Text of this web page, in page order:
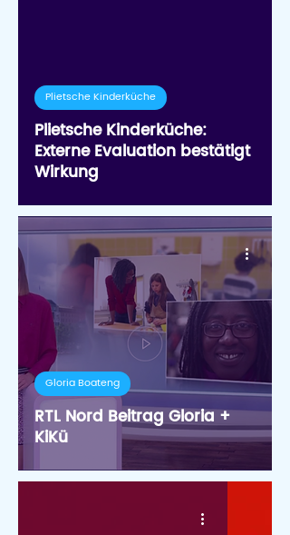
Plietsche Kinderküche:
Externe Evaluation bestätigt
Wirkung
Plietsche Kinderküche
RTL Nord Beitrag Gloria +
KiKü
Gloria Boateng